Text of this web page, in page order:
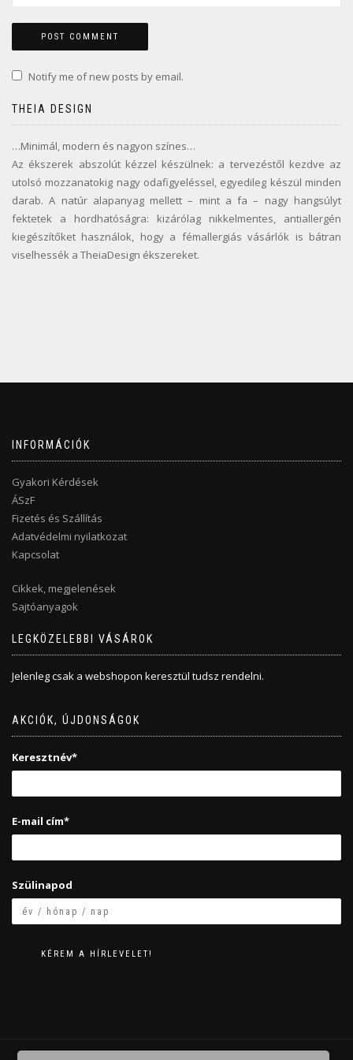
Notify me of new posts by email.
THEIA DESIGN
…Minimál, modern és nagyon színes…
Az ékszerek abszolút kézzel készülnek: a tervezéstől kezdve az
utolsó mozzanatokig nagy odafigyeléssel, egyedileg készül minden
darab. A natúr alapanyag mellett – mint a fa – nagy hangsúlyt
fektetek a hordhatóságra: kizárólag nikkelmentes, antiallergén
kiegészítőket használok, hogy a fémallergiás vásárlók is bátran
viselhessék a TheiaDesign ékszereket.
INFORMÁCIÓK
Gyakori Kérdések
ÁSzF
Fizetés és Szállítás
Adatvédelmi nyilatkozat
Kapcsolat
Cikkek, megjelenések
Sajtóanyagok
LEGKÖZELEBBI VÁSÁROK
Jelenleg csak a webshopon keresztül tudsz rendelni.
AKCIÓK, ÚJDONSÁGOK
Keresztnév*
E-mail cím*
Szülinapod